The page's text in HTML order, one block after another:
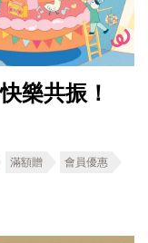
樂共振！
滿額贈 會員優惠